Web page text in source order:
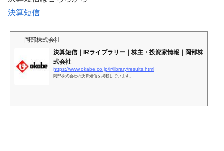
決算短信
岡部株式会社
決算短信｜IRライブラリー｜株主・投資家情報｜岡部株
式会社
https://www.okabe.co.jp/ir/library/results.html
岡部株式会社の決算短信を掲載しています。